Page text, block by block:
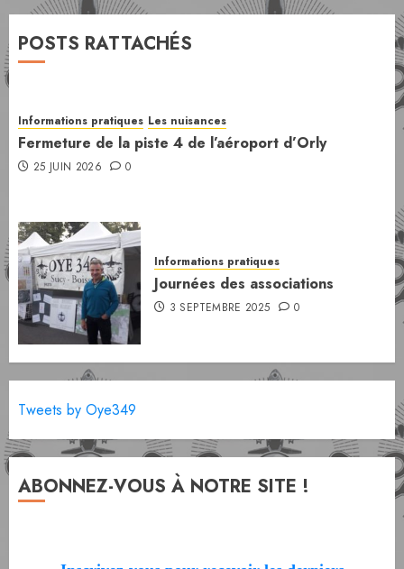
POSTS RATTACHÉS
Informations pratiques Les nuisances
Fermeture de la piste 4 de l’aéroport d’Orly
25 JUIN 2026 0
Informations pratiques
Journées des associations
3 SEPTEMBRE 2025 0
Tweets by Oye349
ABONNEZ-VOUS À NOTRE SITE !